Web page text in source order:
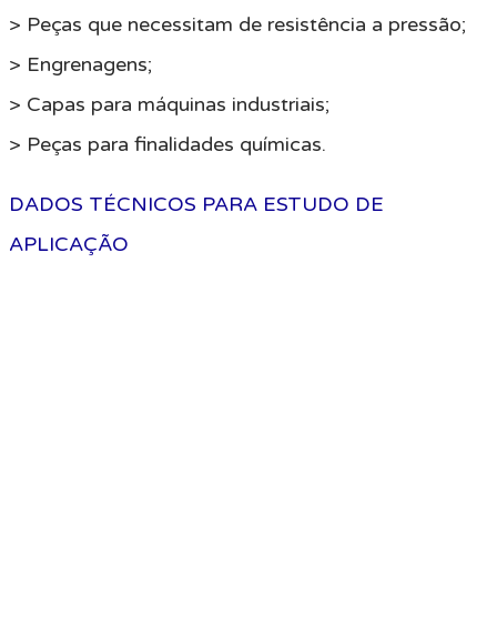
> Peças que necessitam de resistência a pressão;
> Engrenagens;
> Capas para máquinas industriais;
> Peças para finalidades químicas.
DADOS TÉCNICOS PARA ESTUDO DE
APLICAÇÃO